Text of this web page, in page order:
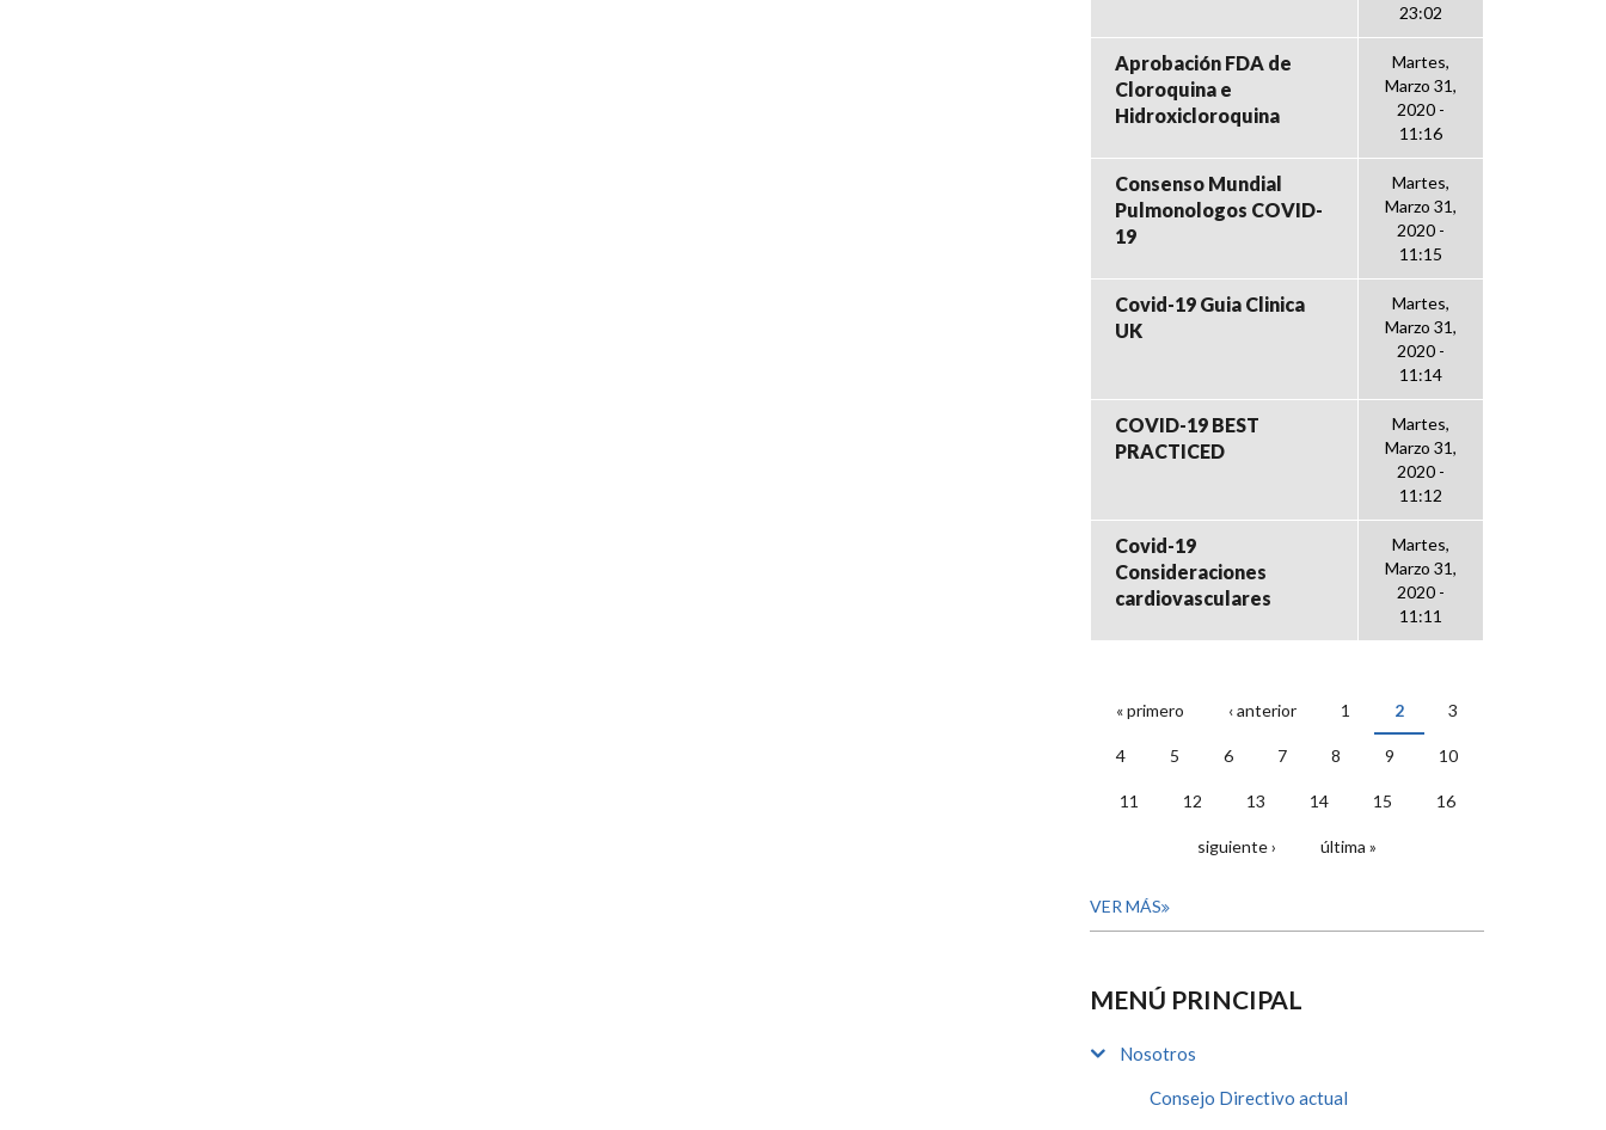
23:02
Aprobación FDA de
Cloroquina e
Hidroxicloroquina
Martes,
Marzo 31,
2020 -
11:16
Consenso Mundial
Pulmonologos COVID-
19
Martes,
Marzo 31,
2020 -
11:15
Covid-19 Guia Clinica
UK
Martes,
Marzo 31,
2020 -
11:14
COVID-19 BEST
PRACTICED
Martes,
Marzo 31,
2020 -
11:12
Covid-19
Consideraciones
cardiovasculares
Martes,
Marzo 31,
2020 -
11:11
PÁGINAS
« primero ‹ anterior 1 2 3
4 5 6 7 8 9 10
11 12 13 14 15 16
siguiente › última »
VER MÁS
MENÚ PRINCIPAL
Nosotros
Consejo Directivo actual